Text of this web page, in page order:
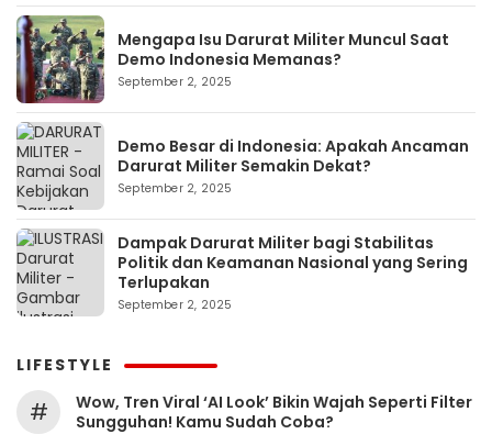
Mengapa Isu Darurat Militer Muncul Saat
Demo Indonesia Memanas?
September 2, 2025
Demo Besar di Indonesia: Apakah Ancaman
Darurat Militer Semakin Dekat?
September 2, 2025
Dampak Darurat Militer bagi Stabilitas
Politik dan Keamanan Nasional yang Sering
Terlupakan
September 2, 2025
LIFESTYLE
#
Wow, Tren Viral ‘AI Look’ Bikin Wajah Seperti Filter
Sungguhan! Kamu Sudah Coba?